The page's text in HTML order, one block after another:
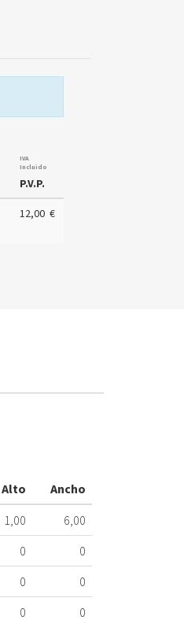
IVA
Incluido
P.V.P.
12,00 €
Alto
Ancho
1,00
6,00
0
0
0
0
0 0